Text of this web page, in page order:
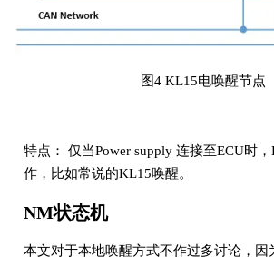
图4 KL15电唤醒节点
特点： 仅当Power supply 连接至ECU时
作，比如常说的KL15唤醒。
NM状态机
本文对于本地唤醒方式不作过多讨论，因